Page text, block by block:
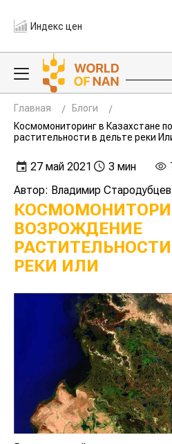
Индекс цен
Главная
Блоги
Космомониторинг в Казахстане
растительности в дельте реки
27 май 2021 3 мин
Автор: Владимир Стародубцев
ВОЗРОЖДЕНИЕ
РЕКИ ИЛИ